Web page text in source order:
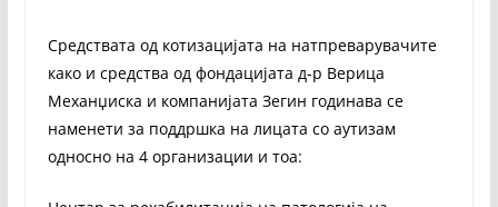
Средствата од котизацијата на натпреварувачите
како и средства од фондацијата д-р Верица
Механџиска и компанијата Зегин годинава се
наменети за поддршка на лицата со аутизам
односно на 4 организации и тоа: